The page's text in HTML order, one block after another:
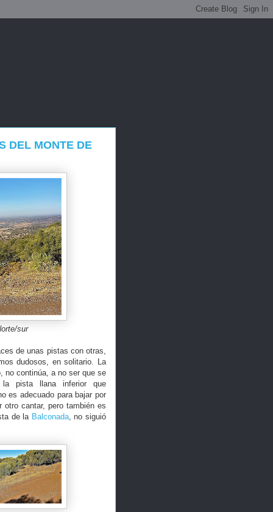
DEL MONTE DE
sur
de unas pistas con otras,
dudosos, en solitario. La
no continúa, a no ser que se
la pista llana inferior que
es adecuado para bajar por
cantar, pero también es
de la Balconada, no siguió